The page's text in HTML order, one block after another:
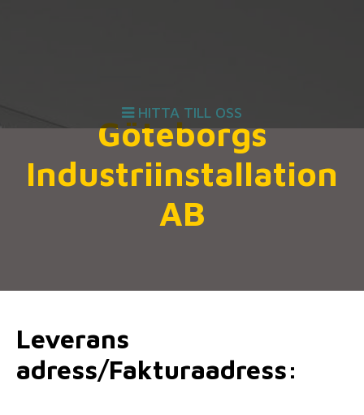
HITTA TILL OSS
Göteborgs
Industriinstallation
AB
Leverans
adress/Fakturaadress: